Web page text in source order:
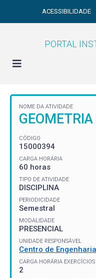
ACESSIBILIDADE
PORTAL
NOME DA ATIVIDADE
CÓDIGO
15000394
CARGA HORÁRIA
60 horas
TIPO DE ATIVIDADE
DISCIPLINA
PERIODICIDADE
Semestral
MODALIDADE
PRESENCIAL
UNIDADE RESPONSÁVEL
Centro de
CARGA HORÁRIA EXERCÍCIOS
2